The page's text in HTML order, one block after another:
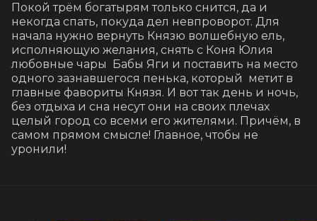
Покой трём богатырям только снится, да и
некогда спать, покуда дел невпроворот. Для
начала нужно вернуть Князю волшебную ель,
исполняющую желания, снять с Коня Юлия
любовные чары  Бабы Яги и поставить на место
одного зазнавшегося пенька, который  метит в
главные фавориты Князя. И вот так день и ночь,
без отдыха и сна несут они на своих плечах
целый город со всеми его жителями. Причём, в
самом прямом смысле! Главное, чтобы не
уронили!